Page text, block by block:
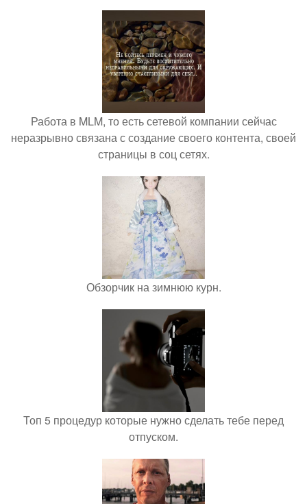
Работа в MLM, то есть сетевой компании сейчас
неразрывно связана с создание своего контента, своей
страницы в соц сетях.
Обзорчик на зимнюю курн.
Топ 5 процедур которые нужно сделать тебе перед
отпуском.